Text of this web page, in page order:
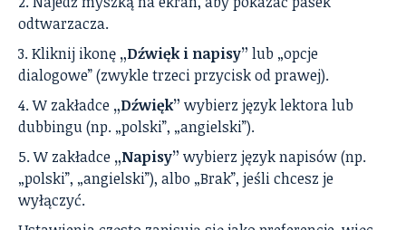
odtwarzacza.
Kliknij ikonę „Dźwięk i napisy” lub „opcje
dialogowe” (zwykle trzeci przycisk od prawej).
W zakładce „Dźwięk” wybierz język lektora lub
dubbingu (np. „polski”, „angielski”).
W zakładce „Napisy” wybierz język napisów (np.
„polski”, „angielski”), albo „Brak”, jeśli chcesz je
wyłączyć.